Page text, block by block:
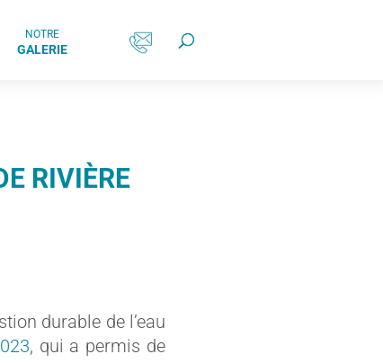
NOTRE
GALERIE
RIVIÈRE
durable de l’eau
, qui a permis de